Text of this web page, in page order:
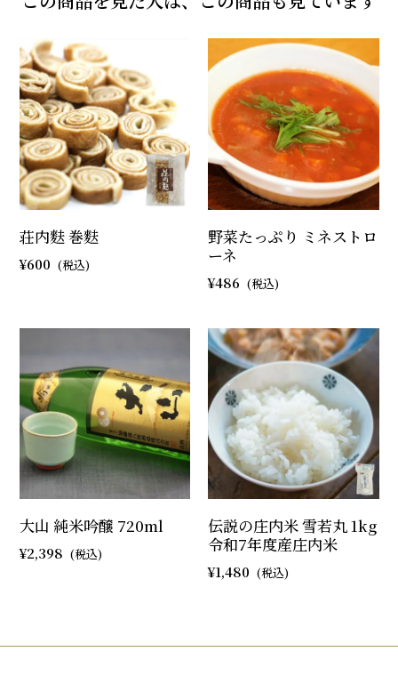
荘内麩 巻麩
600
野菜たっぷり ミネストロ
ーネ
486
大山 純米吟醸 720ml
2,398
伝説の庄内米 雪若丸 1kg
令和7年度産庄内米
1,480